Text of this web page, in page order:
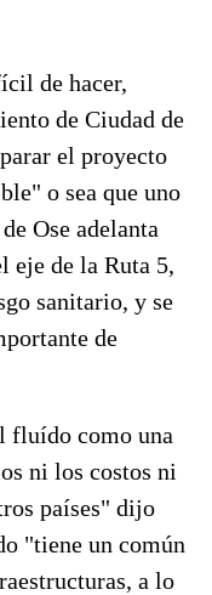
de hacer,
de Ciudad de
el proyecto
o sea que uno
Ose adelanta
eje de la Ruta 5,
sanitario, y se
de
fluído como una
ni los costos ni
países" dijo
"tiene un común
a lo